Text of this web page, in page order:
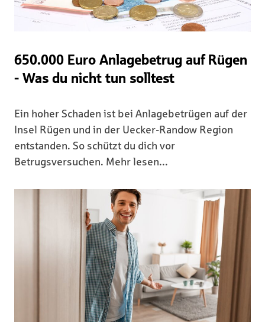
650.000 Euro Anlagebetrug auf Rügen
- Was du nicht tun solltest
Ein hoher Schaden ist bei Anlagebetrügen auf der
Insel Rügen und in der Uecker-Randow Region
entstanden. So schützt du dich vor
Betrugsversuchen. Mehr lesen...